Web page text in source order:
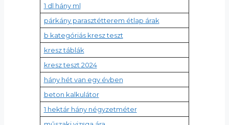
1 dl hány ml
párkány parasztétterem étlap árak
b kategóriás kresz teszt
kresz táblák
kresz teszt 2024
hány hét van egy évben
beton kalkulátor
1 hektár hány négyzetméter